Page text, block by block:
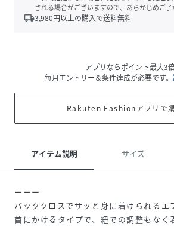
される場合がございますので、あらかじめご了
local_shipping3,980円以上の購入で送料無料
アプリならポイント最大3
毎月エントリー＆条件達成が必要です。
Rakuten Fashionアプリで
アイテム説明 サイズ
ーーー
バッククロスでサッと身に着けられるエ
首にかけるタイプで、紐での調整もなく